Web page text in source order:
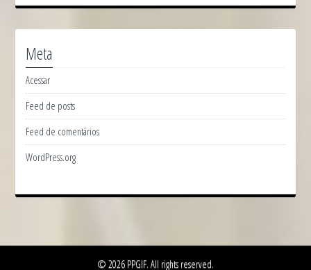
Meta
Acessar
Feed de posts
Feed de comentários
WordPress.org
© 2026 PPGIF. All rights reserved.